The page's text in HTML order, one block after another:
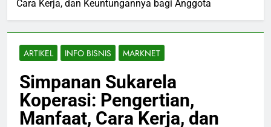
Cara Kerja, dan Keuntungannya bagi Anggota
ARTIKEL INFO BISNIS MARKNET
Simpanan Sukarela
Koperasi: Pengertian,
Manfaat, Cara Kerja, dan